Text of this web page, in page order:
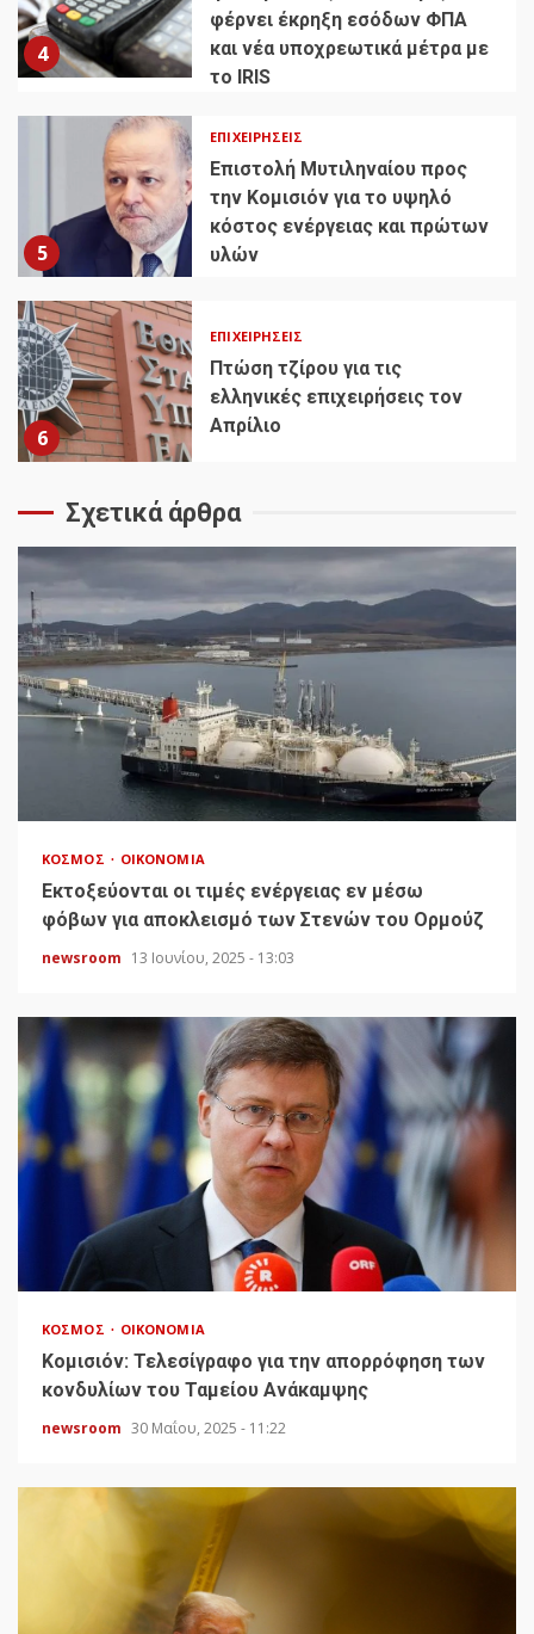
4
φέρνει έκρηξη εσόδων ΦΠΑ
και νέα υποχρεωτικά μέτρα με
το IRIS
5
ΕΠΙΧΕΙΡΉΣΕΙΣ
Επιστολή Μυτιληναίου προς
την Κομισιόν για το υψηλό
κόστος ενέργειας και πρώτων
υλών
6
ΕΠΙΧΕΙΡΉΣΕΙΣ
Πτώση τζίρου για τις
ελληνικές επιχειρήσεις τον
Απρίλιο
Σχετικά άρθρα
ΚΌΣΜΟΣ ΟΙΚΟΝΟΜΊΑ
Εκτοξεύονται οι τιμές ενέργειας εν μέσω
φόβων για αποκλεισμό των Στενών του Ορμούζ
newsroom 13 Ιουνίου, 2025 - 13:03
ΚΌΣΜΟΣ ΟΙΚΟΝΟΜΊΑ
Κομισιόν: Τελεσίγραφο για την απορρόφηση των
κονδυλίων του Ταμείου Ανάκαμψης
newsroom 30 Μαΐου, 2025 - 11:22